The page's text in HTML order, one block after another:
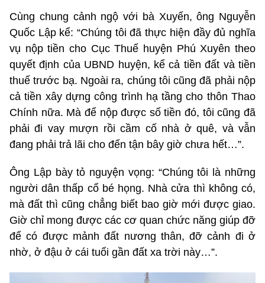
Cùng chung cảnh ngộ với bà Xuyến, ông Nguyễn
Quốc Lập kể: “Chúng tôi đã thực hiện đầy đủ nghĩa
vụ nộp tiền cho Cục Thuế huyện Phú Xuyên theo
quyết định của UBND huyện, kể cả tiền đất và tiền
thuế trước bạ. Ngoài ra, chúng tôi cũng đã phải nộp
cả tiền xây dựng công trình hạ tầng cho thôn Thao
Chính nữa. Mà để nộp được số tiền đó, tôi cũng đã
phải đi vay mượn rồi cầm cố nhà ở quê, và vẫn
đang phải trả lãi cho đến tận bây giờ chưa hết…”.
Ông Lập bày tỏ nguyện vọng: “Chúng tôi là những
người dân thấp cổ bé họng. Nhà cửa thì không có,
mà đất thì cũng chẳng biết bao giờ mới được giao.
Giờ chỉ mong được các cơ quan chức năng giúp đỡ
để có được mảnh đất nương thân, đỡ cảnh đi ở
nhờ, ở đậu ở cái tuổi gần đất xa trời này…”.